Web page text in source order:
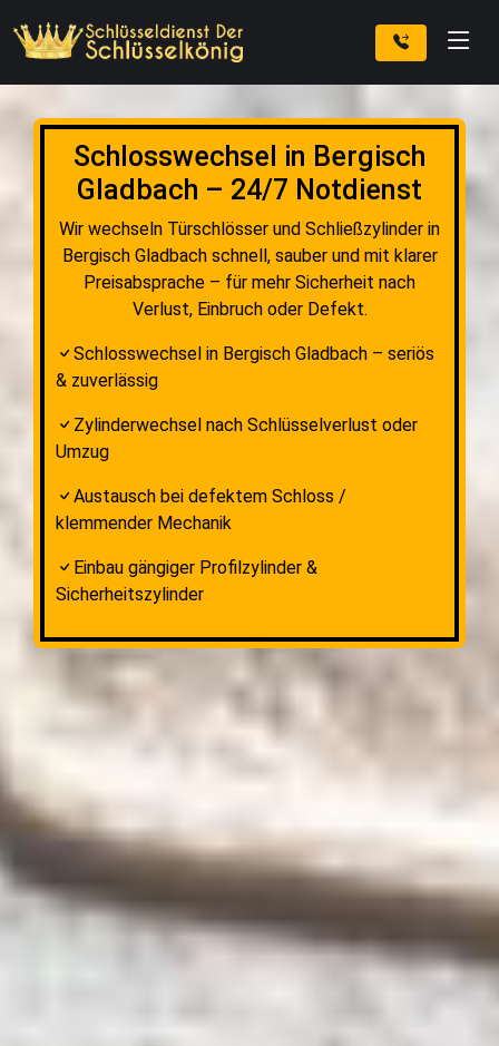
Schlosswechsel in Bergisch
Gladbach – 24/7 Notdienst
Wir wechseln Türschlösser und Schließzylinder in
Bergisch Gladbach schnell, sauber und mit klarer
Preisabsprache – für mehr Sicherheit nach
Verlust, Einbruch oder Defekt.
Schlosswechsel in Bergisch Gladbach – seriös
& zuverlässig
Zylinderwechsel nach Schlüsselverlust oder
Umzug
Austausch bei defektem Schloss /
klemmender Mechanik
Einbau gängiger Profilzylinder &
Sicherheitszylinder